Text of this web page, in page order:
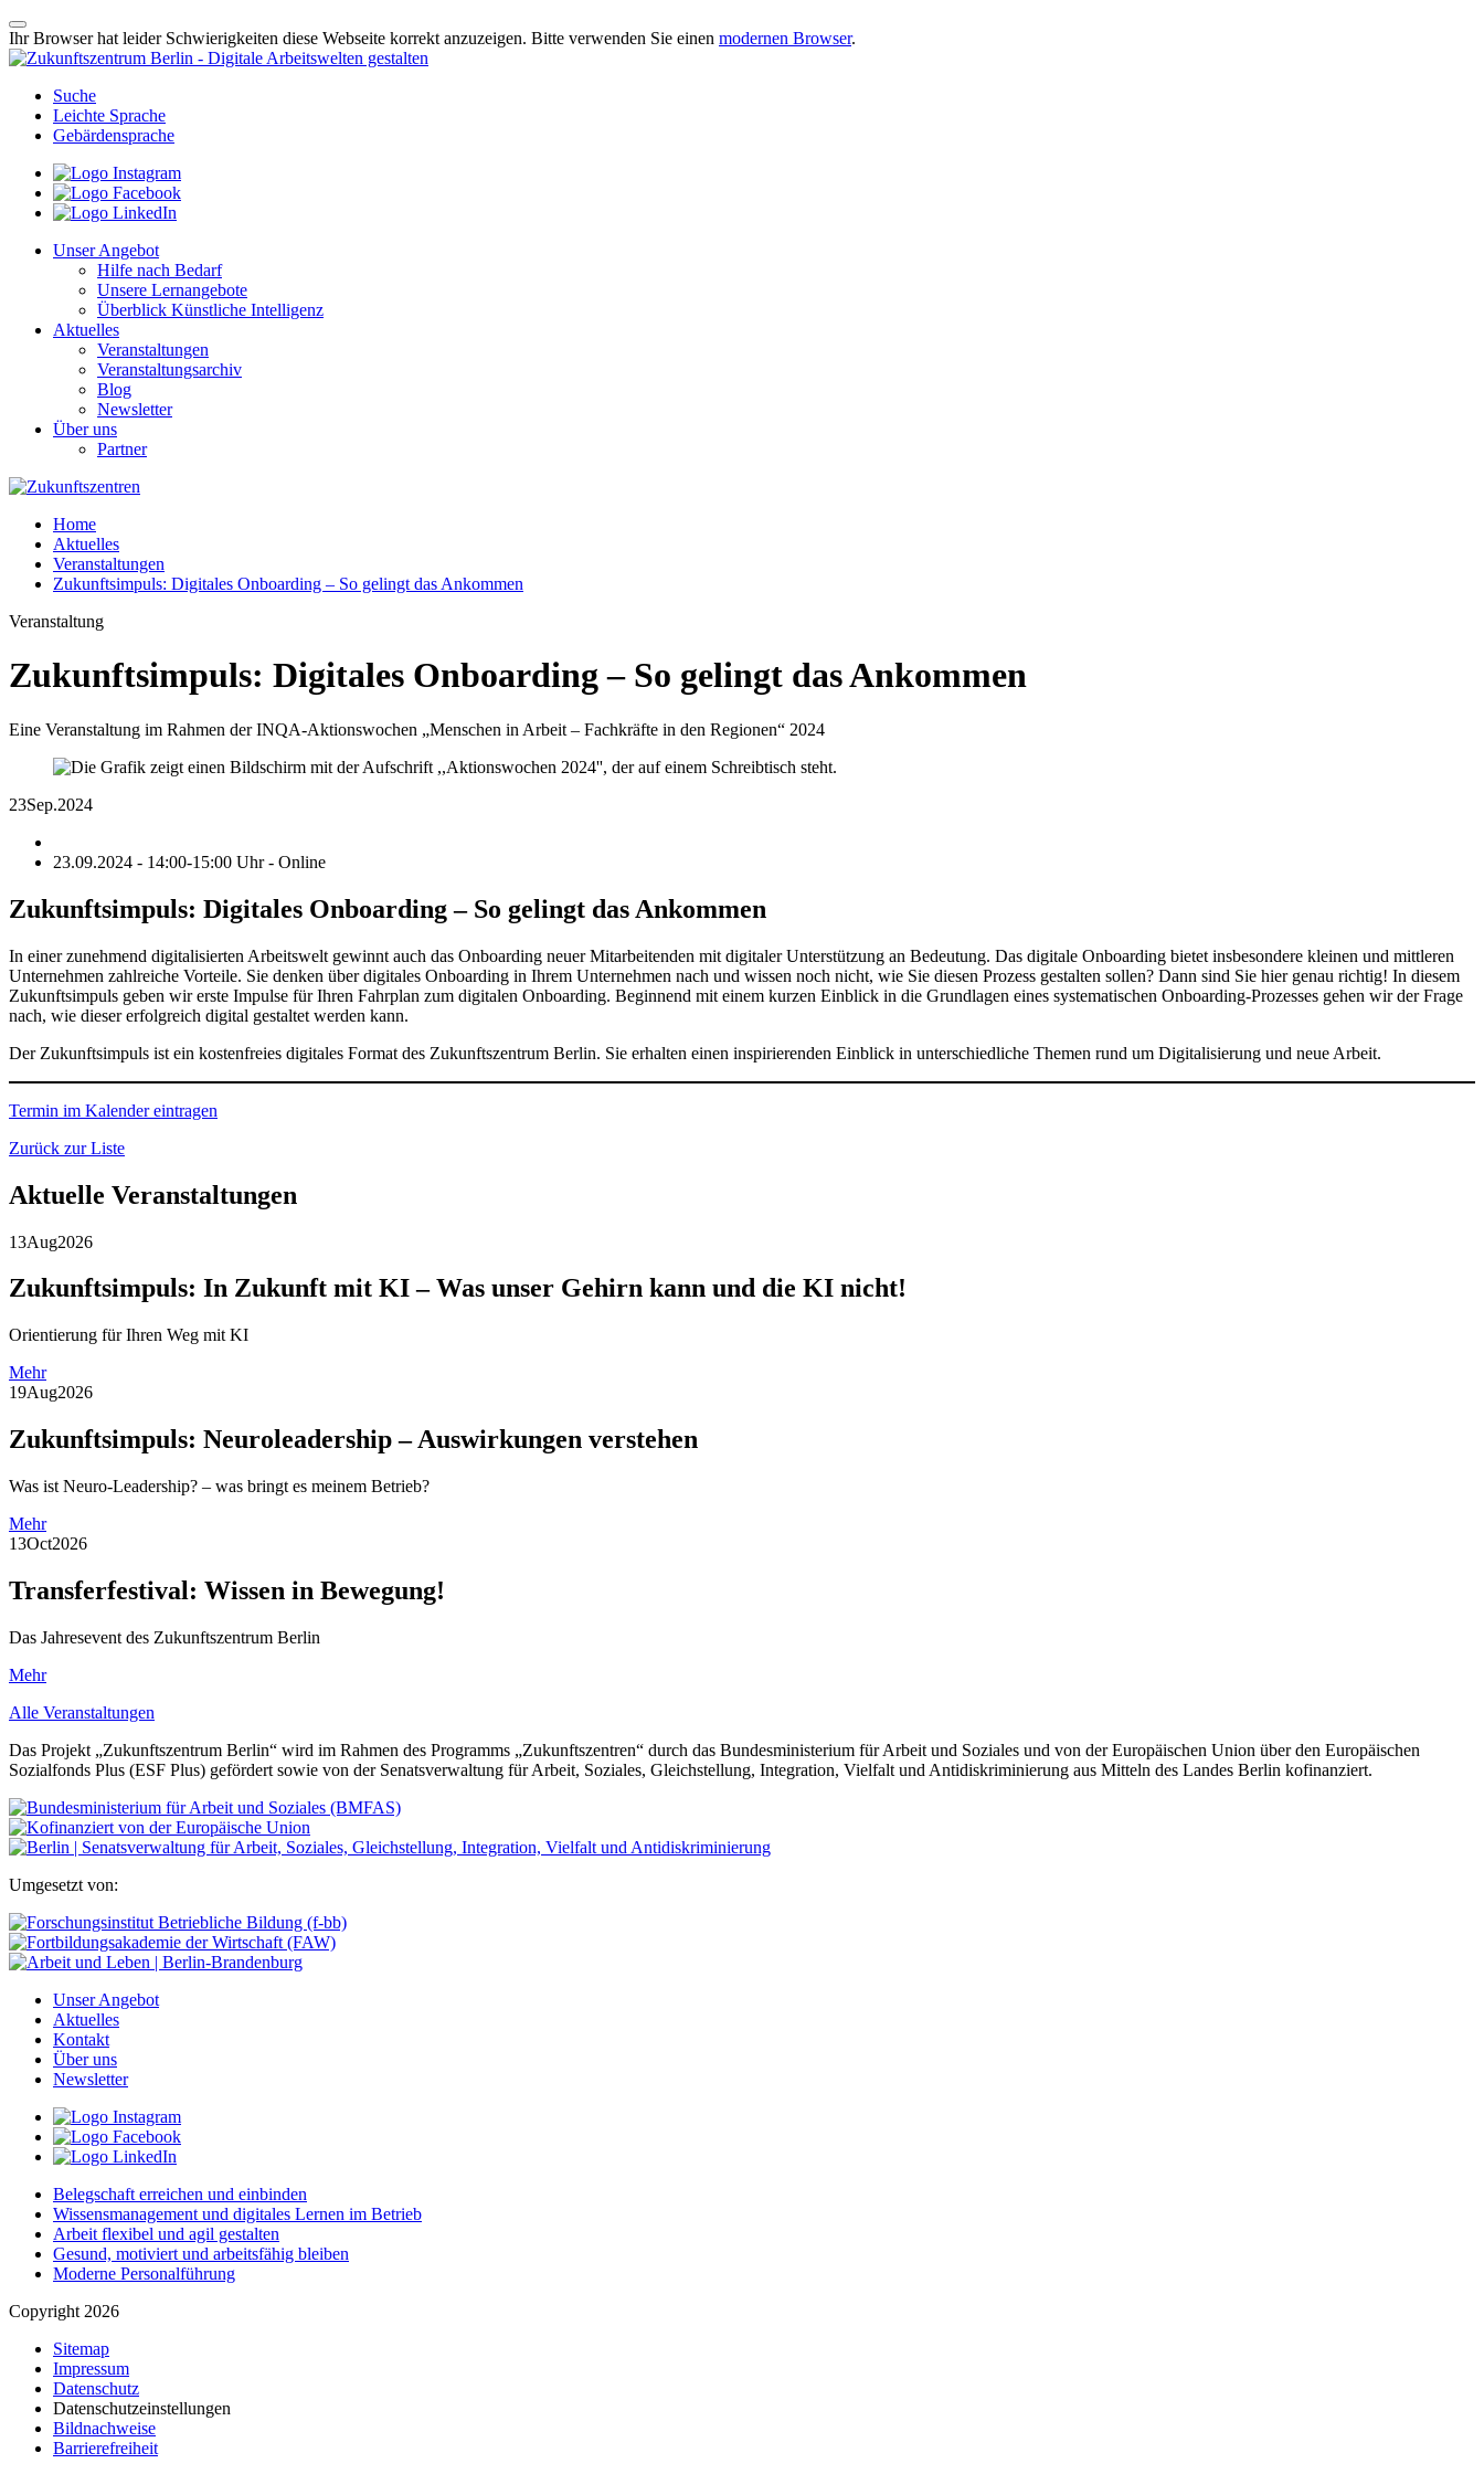
Ihr Browser hat leider Schwierigkeiten diese Webseite korrekt anzuzeigen. Bitte verwenden Sie einen modernen Browser.
Suche
Leichte Sprache
Gebärdensprache
Unser Angebot
Hilfe nach Bedarf
Unsere Lernangebote
Überblick Künstliche Intelligenz
Aktuelles
Veranstaltungen
Veranstaltungsarchiv
Blog
Newsletter
Über uns
Partner
Home
Aktuelles
Veranstaltungen
Zukunftsimpuls: Digitales Onboarding – So gelingt das Ankommen
Veranstaltung
Zukunftsimpuls: Digitales Onboarding – So gelingt das Ankommen
Eine Veranstaltung im Rahmen der INQA-Aktionswochen „Menschen in Arbeit – Fachkräfte in den Regionen“ 2024
23Sep.2024
23.09.2024 - 14:00-15:00 Uhr - Online
Zukunftsimpuls: Digitales Onboarding – So gelingt das Ankommen
In einer zunehmend digitalisierten Arbeitswelt gewinnt auch das Onboarding neuer Mitarbeitenden mit digitaler Unterstützung an Bedeutung. Das digitale Onboarding bietet insbesondere kleinen und mittleren
Unternehmen zahlreiche Vorteile. Sie denken über digitales Onboarding in Ihrem Unternehmen nach und wissen noch nicht, wie Sie diesen Prozess gestalten sollen? Dann sind Sie hier genau richtig! In diesem
Zukunftsimpuls geben wir erste Impulse für Ihren Fahrplan zum digitalen Onboarding. Beginnend mit einem kurzen Einblick in die Grundlagen eines systematischen Onboarding-Prozesses gehen wir der Frage
nach, wie dieser erfolgreich digital gestaltet werden kann.
Der Zukunftsimpuls ist ein kostenfreies digitales Format des Zukunftszentrum Berlin. Sie erhalten einen inspirierenden Einblick in unterschiedliche Themen rund um Digitalisierung und neue Arbeit.
Termin im Kalender eintragen
Zurück zur Liste
Aktuelle Veranstaltungen
13Aug2026
Zukunftsimpuls: In Zukunft mit KI – Was unser Gehirn kann und die KI nicht!
Orientierung für Ihren Weg mit KI
Mehr
19Aug2026
Zukunftsimpuls: Neuroleadership – Auswirkungen verstehen
Was ist Neuro-Leadership? – was bringt es meinem Betrieb?
Mehr
13Oct2026
Transferfestival: Wissen in Bewegung!
Das Jahresevent des Zukunftszentrum Berlin
Mehr
Alle Veranstaltungen
Das Projekt „Zukunftszentrum Berlin“ wird im Rahmen des Programms „Zukunftszentren“ durch das Bundesministerium für Arbeit und Soziales und von der Europäischen Union über den Europäischen
Sozialfonds Plus (ESF Plus) gefördert sowie von der Senatsverwaltung für Arbeit, Soziales, Gleichstellung, Integration, Vielfalt und Antidiskriminierung aus Mitteln des Landes Berlin kofinanziert.
Umgesetzt von:
Unser Angebot
Aktuelles
Kontakt
Über uns
Newsletter
Belegschaft erreichen und einbinden
Wissensmanagement und digitales Lernen im Betrieb
Arbeit flexibel und agil gestalten
Gesund, motiviert und arbeitsfähig bleiben
Moderne Personalführung
Copyright 2026
Sitemap
Impressum
Datenschutz
Datenschutzeinstellungen
Bildnachweise
Barrierefreiheit